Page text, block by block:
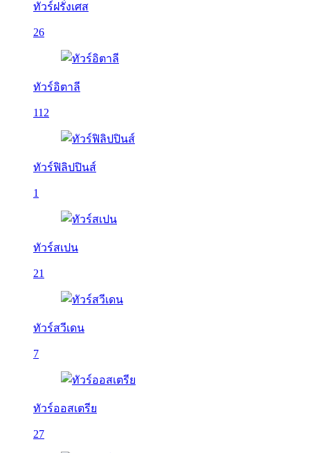
ทัวร์ฝรั่งเศส
26
ทัวร์อิตาลี
112
ทัวร์ฟิลิปปินส์
1
ทัวร์สเปน
21
ทัวร์สวีเดน
7
ทัวร์ออสเตรีย
27